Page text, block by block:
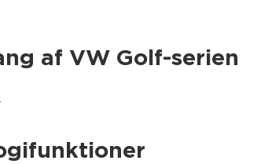
af VW Golf-serien